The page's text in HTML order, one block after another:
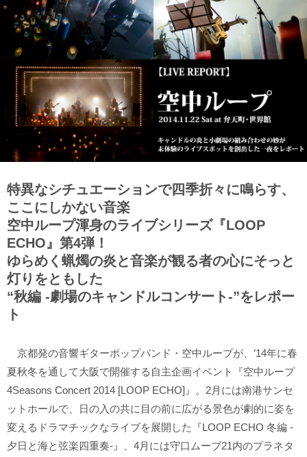
特異なシチュエーションで四季折々に鳴らす、
ここにしかない音楽
空中ループ渾身のライブシリーズ『LOOP
ECHO』第4弾！
ゆらめく蝋燭の炎と音楽が観る者の心にそっと
灯りをともした
“秋編 -劇場のキャンドルコンサート-”をレポー
ト
京都発の音響ギターポップバンド・空中ループが、’14年に春
夏秋冬を通して大阪で開催する自主企画イベント『空中ループ
4Seasons Concert 2014 [LOOP ECHO]』。2月には南港サンセ
ットホールで、日の入の共に目の前に広がる景色が劇的に姿を
変えるドラマチックなライブを展開した『LOOP ECHO 冬編 -
夕日と海と弦楽四重奏-』、4月には守口ムーブ21内のプラネタ